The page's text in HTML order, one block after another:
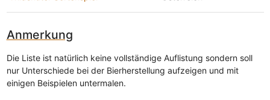
Anmerkung
Die Liste ist natürlich keine vollständige Auflistung sondern soll
nur Unterschiede bei der Bierherstellung aufzeigen und mit
einigen Beispielen untermalen.